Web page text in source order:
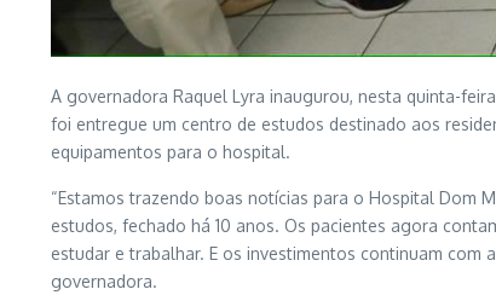
A governadora Raquel Lyra inaugurou, nesta quinta-
foi entregue um centro de estudos destinado aos
equipamentos para o hospital.
“Estamos trazendo boas notícias para o Hospital Dom
estudos, fechado há 10 anos. Os pacientes agora
estudar e trabalhar. E os investimentos continuam com
governadora.